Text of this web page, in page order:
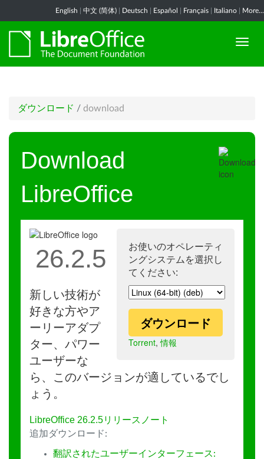
English 中文 (简体) Deutsch Español Français Italiano More...
ダウンロード / download
Download
LibreOffice
お使いのオペレーティ
ングシステムを選択し
てください:
ダウンロード
Torrent,情報
26.2.5
新しい技術が
好きな方やア
ーリーアダプ
ター、パワー
ユーザーな
ら、このバージョンが適しているでし
ょう。
LibreOffice 26.2.5リリースノート
追加ダウンロード:
翻訳されたユーザーインターフェース: